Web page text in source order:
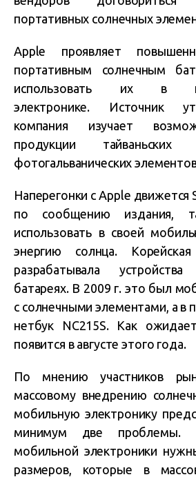
портативных солнечных
Apple проявляет
портативным солнечным
использовать их в
электронике. Источник
компания изучает
продукции тайваньских
фотогальванических
Наперегонки с Apple движется
по сообщению издания,
использовать в своей
энергию солнца.
разрабатывала
батареях. В 2009 г. это был
с солнечными элементами, а в
нетбук NC215S. Как
появится в августе этого года.
По мнению участников
массовому внедрению
мобильную электронику
минимум две проблемы.
мобильной электроники
размеров, которые в